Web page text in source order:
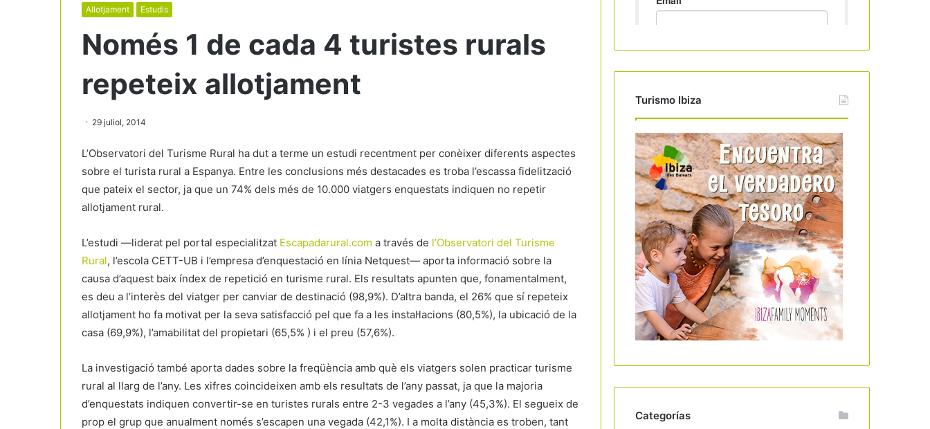
Allotjament Estudis
Només 1 de cada 4 turistes rurals
repeteix allotjament
29 juliol, 2014
L’Observatori del Turisme Rural ha dut a terme un estudi recentment per conèixer diferents aspectes
sobre el turista rural a Espanya. Entre les conclusions més destacades es troba l’escassa fidelització
que pateix el sector, ja que un 74% dels més de 10.000 viatgers enquestats indiquen no repetir
allotjament rural.
L’estudi —liderat pel portal especialitzat Escapadarural.com a través de l’Observatori del Turisme
Rural, l’escola CETT-UB i l’empresa d’enquestació en línia Netquest— aporta informació sobre la
causa d’aquest baix índex de repetició en turisme rural. Els resultats apunten que, fonamentalment,
es deu a l’interès del viatger per canviar de destinació (98,9%). D’altra banda, el 26% que sí repeteix
allotjament ho fa motivat per la seva satisfacció pel que fa a les instal·lacions (80,5%), la ubicació de la
casa (69,9%), l’amabilitat del propietari (65,5% ) i el preu (57,6%).
La investigació també aporta dades sobre la freqüència amb què els viatgers solen practicar turisme
rural al llarg de l’any. Les xifres coincideixen amb els resultats de l’any passat, ja que la majoria
d’enquestats indiquen convertir-se en turistes rurals entre 2-3 vegades a l’any (45,3%). El segueix de
prop el grup que anualment només s’escapen una vegada (42,1%). I a molta distància es troben, tant
Turismo Ibiza
Categorías